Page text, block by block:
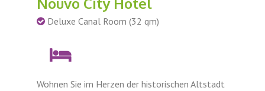
Deluxe Canal Room (32 qm)
Wohnen Sie im Herzen der historischen Altstadt